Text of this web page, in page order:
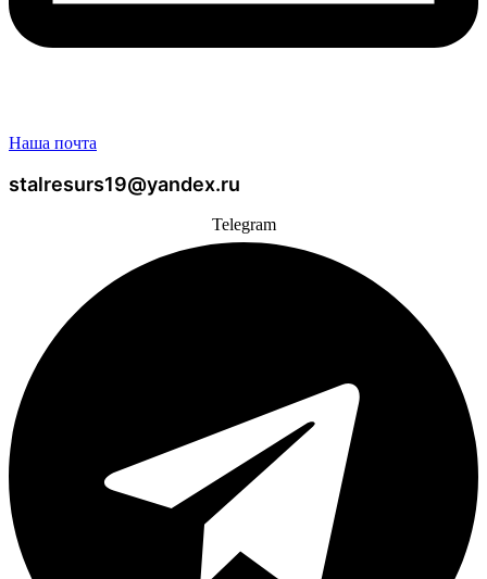
Наша почта
stalresurs19@yandex.ru
Telegram